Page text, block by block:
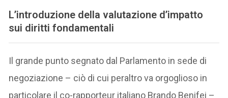
L’introduzione della valutazione d’impatto
sui diritti fondamentali
Il grande punto segnato dal Parlamento in sede di
negoziazione – ciò di cui peraltro va orgoglioso in
particolare il co-rapporteur italiano Brando Benifei –